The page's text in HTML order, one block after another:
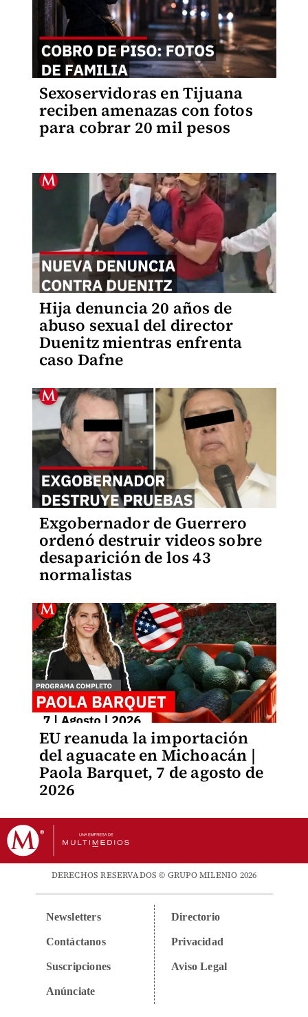
Sexoservidoras en Tijuana
reciben amenazas con fotos
para cobrar 20 mil pesos
Hija denuncia 20 años de
abuso sexual del director
Duenitz mientras enfrenta
caso Dafne
Exgobernador de Guerrero
ordenó destruir videos sobre
desaparición de los 43
normalistas
EU reanuda la importación
del aguacate en Michoacán |
Paola Barquet, 7 de agosto de
2026
DERECHOS RESERVADOS © GRUPO MILENIO 2026
Newsletters
Contáctanos
Suscripciones
Anúnciate
Directorio
Privacidad
Aviso Legal